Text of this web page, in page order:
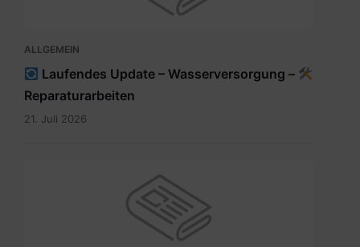
ALLGEMEIN
Laufendes Update – Wasserversorgung –
Reparaturarbeiten
21. Juli 2026